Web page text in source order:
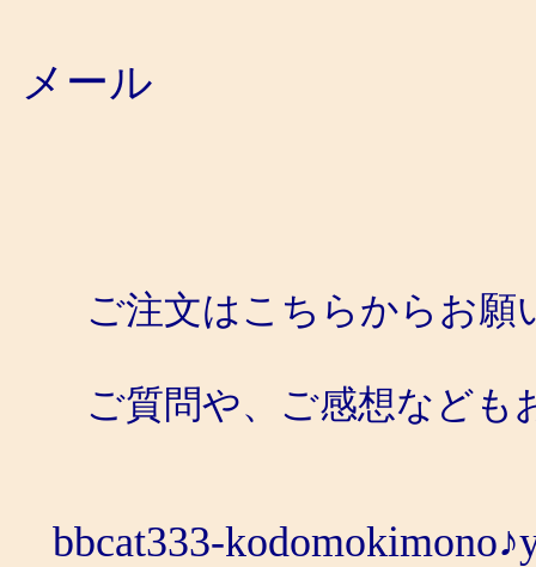
メール
ご注文はこちらからお願
ご質問や、ご感想なども
bbcat333-